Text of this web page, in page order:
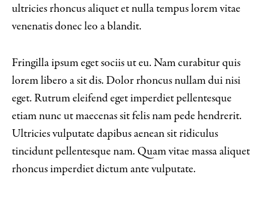
ultricies rhoncus aliquet et nulla tempus lorem vitae
venenatis donec leo a blandit.
Fringilla ipsum eget sociis ut eu. Nam curabitur quis
lorem libero a sit dis. Dolor rhoncus nullam dui nisi
eget. Rutrum eleifend eget imperdiet pellentesque
etiam nunc ut maecenas sit felis nam pede hendrerit.
Ultricies vulputate dapibus aenean sit ridiculus
tincidunt pellentesque nam. Quam vitae massa aliquet
rhoncus imperdiet dictum ante vulputate.